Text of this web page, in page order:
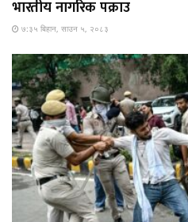
भारतीय नागरिक पक्राउ
७:३५ बिहान, साउन ५, २०८३